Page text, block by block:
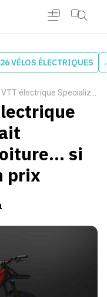
VÉLOS ÉLECTRIQUES
pourrait remplacer votre voiture… si vous acceptez son prix
si
prix